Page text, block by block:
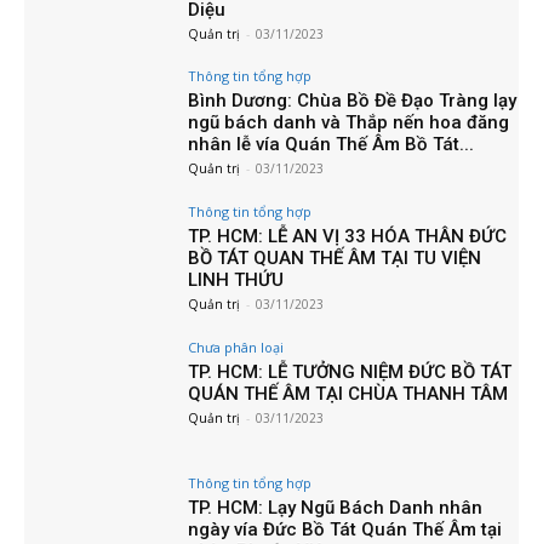
Diệu
Quản trị - 03/11/2023
Thông tin tổng hợp
Bình Dương: Chùa Bồ Đề Đạo Tràng lạy
ngũ bách danh và Thắp nến hoa đăng
nhân lễ vía Quán Thế Âm Bồ Tát...
Quản trị - 03/11/2023
Thông tin tổng hợp
TP. HCM: LỄ AN VỊ 33 HÓA THÂN ĐỨC
BỒ TÁT QUAN THẾ ÂM TẠI TU VIỆN
LINH THỨU
Quản trị - 03/11/2023
Chưa phân loại
TP. HCM: LỄ TƯỞNG NIỆM ĐỨC BỒ TÁT
QUÁN THẾ ÂM TẠI CHÙA THANH TÂM
Quản trị - 03/11/2023
Thông tin tổng hợp
TP. HCM: Lạy Ngũ Bách Danh nhân
ngày vía Đức Bồ Tát Quán Thế Âm tại